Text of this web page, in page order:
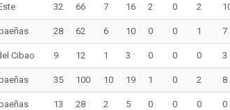
32 66 7 16 2 0 2
28 62 6 10 0 0 1 7
Cibao 9 12 1 3 0 0 0 3
35 100 10 19 1 0 2 8
13 28 2 5 0 0 0 0